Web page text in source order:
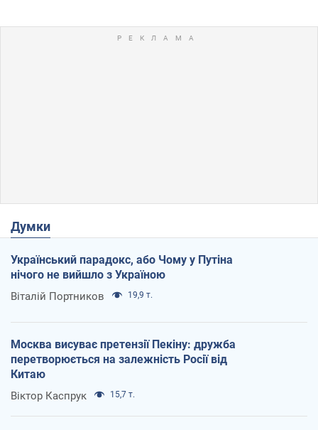
Думки
Український парадокс, або Чому у Путіна
нічого не вийшло з Україною
Віталій Портников 19,9 т.
Москва висуває претензії Пекіну: дружба
перетворюється на залежність Росії від
Китаю
Віктор Каспрук 15,7 т.